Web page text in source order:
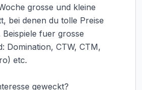
grosse und kleine
bei denen du tolle Preise
fuer grosse
Domination, CTW, CTM,
etc.
geweckt?